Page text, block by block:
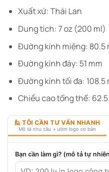
Xuất xứ: Thái Lan
Dung tích: 7 oz (200 ml)
Đường kính miệng: 80.5
Đường kính đáy: 51 mm
Đường kính tối đa: 108.5
Chiều cao tổng thể:
🙋 TÔI CẦN TƯ VẤN NHANH
Mô tả nhu cầu + ướm logo cơ bản
Bạn cần làm gì? (mô tả tự